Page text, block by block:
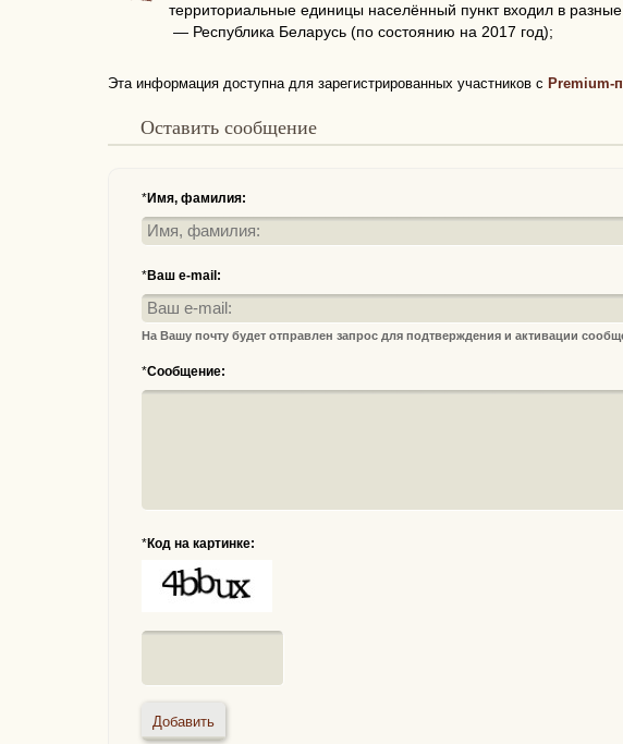
территориальные единицы населённый пункт входил в
— Республика Беларусь (по состоянию на 2017 год);
Эта информация доступна для зарегистрированных участников с Premium-
Оставить сообщение
*Имя, фамилия:
*Ваш e-mail:
На Вашу почту будет отправлен запрос для подтверждения и активации
*Сообщение:
*Код на картинке: